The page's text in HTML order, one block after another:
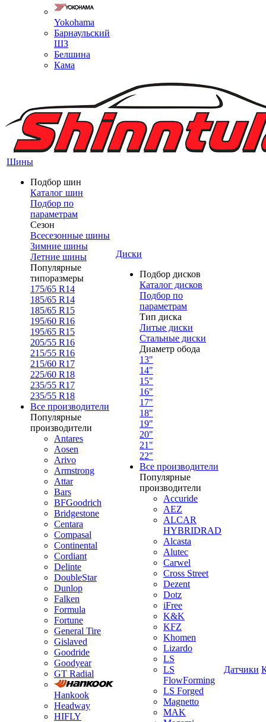
Yokohama
Барнаульский
ШЗ
Белшина
Кама
Шины
Подбор шин
Каталог шин
Подбор по
параметрам
Сезон
Всесезонные шины
Зимние шины
Летние шины
Популярные
типоразмеры
175/65 R14
185/65 R14
185/65 R15
195/60 R16
195/65 R15
205/55 R16
215/55 R16
215/60 R17
225/60 R18
235/55 R17
235/55 R18
Все производители
Популярные
производители
Antares
Aosen
Arivo
Armstrong
Attar
Bars
BFGoodrich
Bridgestone
Centara
Compasal
Continental
Cordiant
Delinte
DoubleStar
Dunlop
Falken
Formula
Fortune
General Tire
Gislaved
Goodride
Goodyear
GT Radial
Hankook
Headway
HIFLY
Диски
Подбор дисков
Каталог дисков
Подбор по
параметрам
Тип диска
Литые диски
Стальные диски
Диаметр обода
13"
14"
15"
16"
17"
18"
19"
20"
21"
22"
Все производители
Популярные
производители
Accuride
AEZ
ALCAR
HYBRIDRAD
Alcasta
Alutec
Carwel
Cross Street
Dezent
Dotz
iFree
K&K
KFZ
Khomen
Lizardo
LS
LS
FlowForming
LS Forged
Magnetto
MAK
Датчики